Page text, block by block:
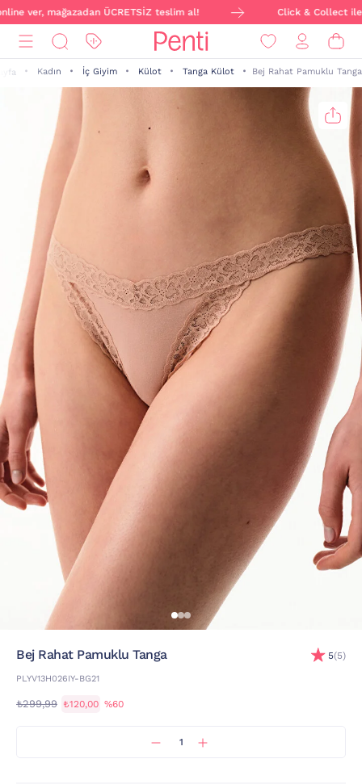
ver, mağazadan ÜCRETSİZ teslim al! Click & Collect ile
Kadın İç Giyim Külot Tanga Külot Bej Rahat Pamuklu Tanga
Bej Rahat Pamuklu Tanga
PLYV13H026IY-BG21
5(5)
₺299,99 ₺120,00 %60